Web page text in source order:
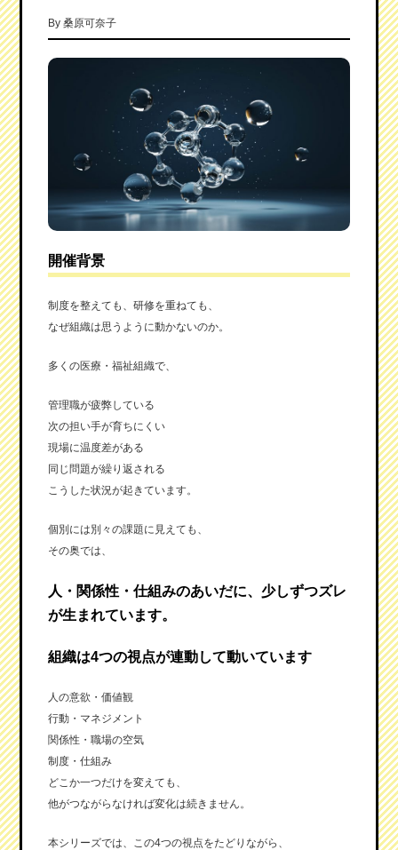
By 桑原可奈子
開催背景
制度を整えても、研修を重ねても、
なぜ組織は思うように動かないのか。
多くの医療・福祉組織で、
管理職が疲弊している
次の担い手が育ちにくい
現場に温度差がある
同じ問題が繰り返される
こうした状況が起きています。
個別には別々の課題に見えても、
その奥では、
人・関係性・仕組みのあいだに、少しずつズレ
が生まれています。
組織は4つの視点が連動して動いています
人の意欲・価値観
行動・マネジメント
関係性・職場の空気
制度・仕組み
どこか一つだけを変えても、
他がつながらなければ変化は続きません。
本シリーズでは、この4つの視点をたどりながら、